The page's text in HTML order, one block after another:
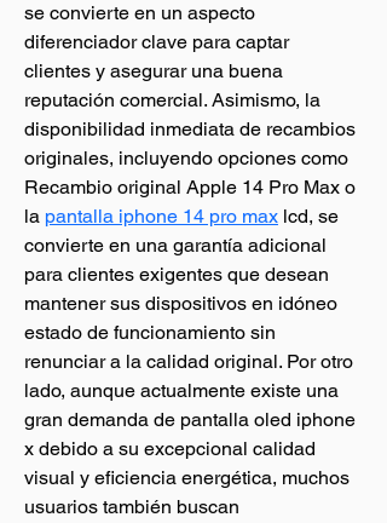
se convierte en un aspecto
diferenciador clave para captar
clientes y asegurar una buena
reputación comercial. Asimismo, la
disponibilidad inmediata de recambios
originales, incluyendo opciones como
Recambio original Apple 14 Pro Max o
la pantalla iphone 14 pro max lcd, se
convierte en una garantía adicional
para clientes exigentes que desean
mantener sus dispositivos en idóneo
estado de funcionamiento sin
renunciar a la calidad original. Por otro
lado, aunque actualmente existe una
gran demanda de pantalla oled iphone
x debido a su excepcional calidad
visual y eficiencia energética, muchos
usuarios también buscan